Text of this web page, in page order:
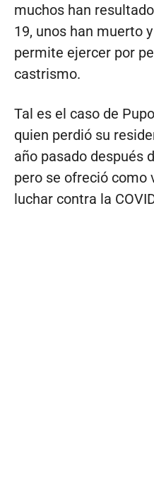
muchos han
19, unos han muerto
permite ejercer por
castrismo.
Tal es el caso de
quien perdió su
año pasado después
pero se ofreció como
luchar contra la